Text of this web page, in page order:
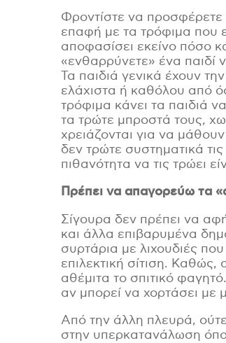
Φροντίστε να προσφέρετε
επαφή με τα τρόφιμα που
αποφασίσει εκείνο πόσο
«ενθαρρύνετε» ένα παιδί
Τα παιδιά γενικά έχουν
ελάχιστα ή καθόλου από
τρόφιμα κάνει τα παιδιά
τα τρώτε μπροστά τους,
χρειάζονται για να
δεν τρώτε συστηματικά
πιθανότητα να τις τρώει
Πρέπει να απαγορεύω τα
Σίγουρα δεν πρέπει να
και άλλα επιβαρυμένα
συρτάρια με λιχουδιές
επιλεκτική σίτιση. Καθώς,
αθέμιτα το σπιτικό
αν μπορεί να χορτάσει με
Από την άλλη πλευρά,
στην υπερκατανάλωση